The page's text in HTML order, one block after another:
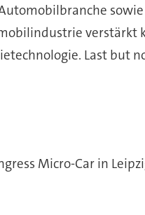
verstärkt
Last but
Micro-Car in